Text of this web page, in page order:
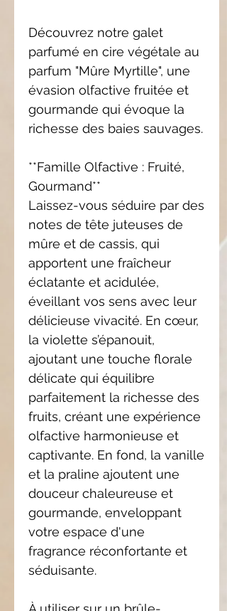
Découvrez notre galet
parfumé en cire végétale au
parfum "Mûre Myrtille", une
évasion olfactive fruitée et
gourmande qui évoque la
richesse des baies sauvages.
**Famille Olfactive : Fruité,
Gourmand**
Laissez-vous séduire par des
notes de tête juteuses de
mûre et de cassis, qui
apportent une fraîcheur
éclatante et acidulée,
éveillant vos sens avec leur
délicieuse vivacité. En cœur,
la violette s’épanouit,
ajoutant une touche florale
délicate qui équilibre
parfaitement la richesse des
fruits, créant une expérience
olfactive harmonieuse et
captivante. En fond, la vanille
et la praline ajoutent une
douceur chaleureuse et
gourmande, enveloppant
votre espace d'une
fragrance réconfortante et
séduisante.